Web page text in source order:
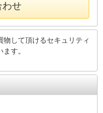
わせ
物して頂けるセキュリティ
す。